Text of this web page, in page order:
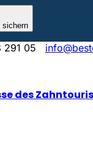
sichern
springen
291 05
des